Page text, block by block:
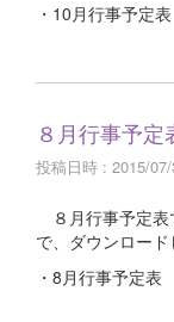
・10月行事予定表
８月行事予定
投稿日時 : 2015/07/
８月行事予定表
で、ダウンロード
・8月行事予定表